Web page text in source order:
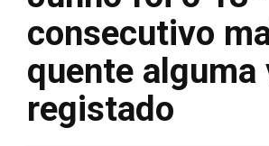
consecutivo
quente alguma
registado